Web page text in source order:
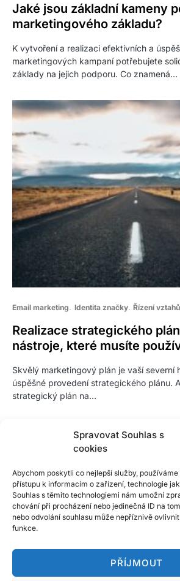
Spravovat Souhlas s
cookies
Abychom poskytli co nejlepší služby,
přístupu k informacím o zařízení, technologie
Souhlas s těmito technologiemi nám umožní
chování při procházení nebo jedinečná ID na
nebo odvolání souhlasu může nepříznivě
funkce.
PŘÍJMOUT
Jaké jsou základní kameny
marketingového základu?
K vytvoření a realizaci efektivních a
marketingových kampaní potřebujete
základy na jejich podporu. Co znamená…
Email marketing Identita značky Řízení
Realizace strategického
nástroje, které musíte
Skvělý marketingový plán je vaší severní
úspěšné provedení strategického plánu.
strategický plán na…